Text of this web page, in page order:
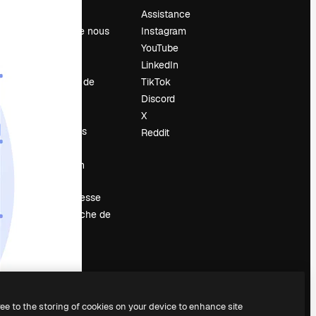
À propos de nous
Tendances de
Événements
Vendre mon
Salle de presse
À la recherche de
Assistance
Instagram
YouTube
LinkedIn
TikTok
Discord
X
Reddit
to the storing of cookies on your device to enhance site